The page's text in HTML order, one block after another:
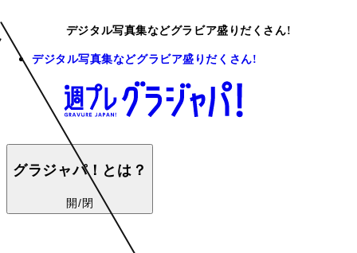
デジタル写真集などグラビア盛りだくさん!
デジタル写真集などグラビア盛りだくさん!
グラジャパ！とは？
開/閉